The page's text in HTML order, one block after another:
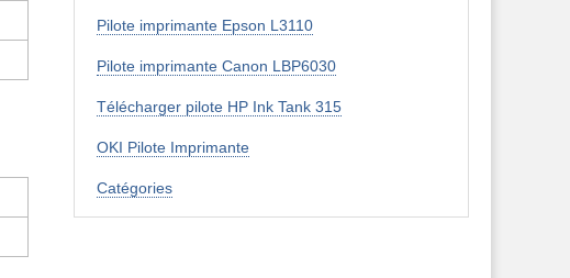
Pilote imprimante Epson L3110
Pilote imprimante Canon LBP6030
Télécharger pilote HP Ink Tank 315
OKI Pilote Imprimante
Catégories